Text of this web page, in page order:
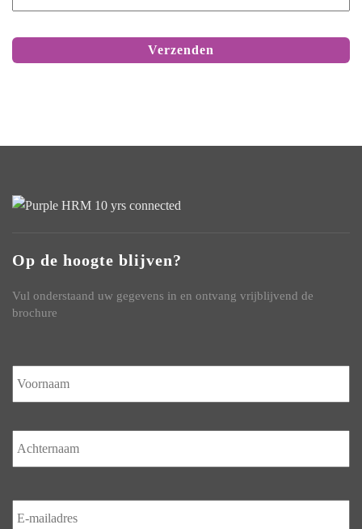
Op de hoogte blijven?
Vul onderstaand uw gegevens in en ontvang vrijblijvend de
brochure
E-
mailadres *